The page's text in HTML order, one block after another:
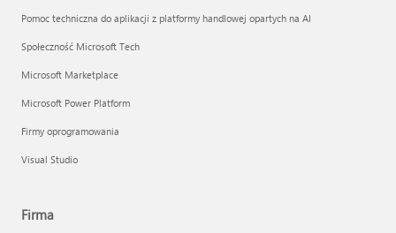
Pomoc techniczna do aplikacji z platformy handlowej opartych na AI
Społeczność Microsoft Tech
Microsoft Marketplace
Microsoft Power Platform
Firmy oprogramowania
Visual Studio
Firma